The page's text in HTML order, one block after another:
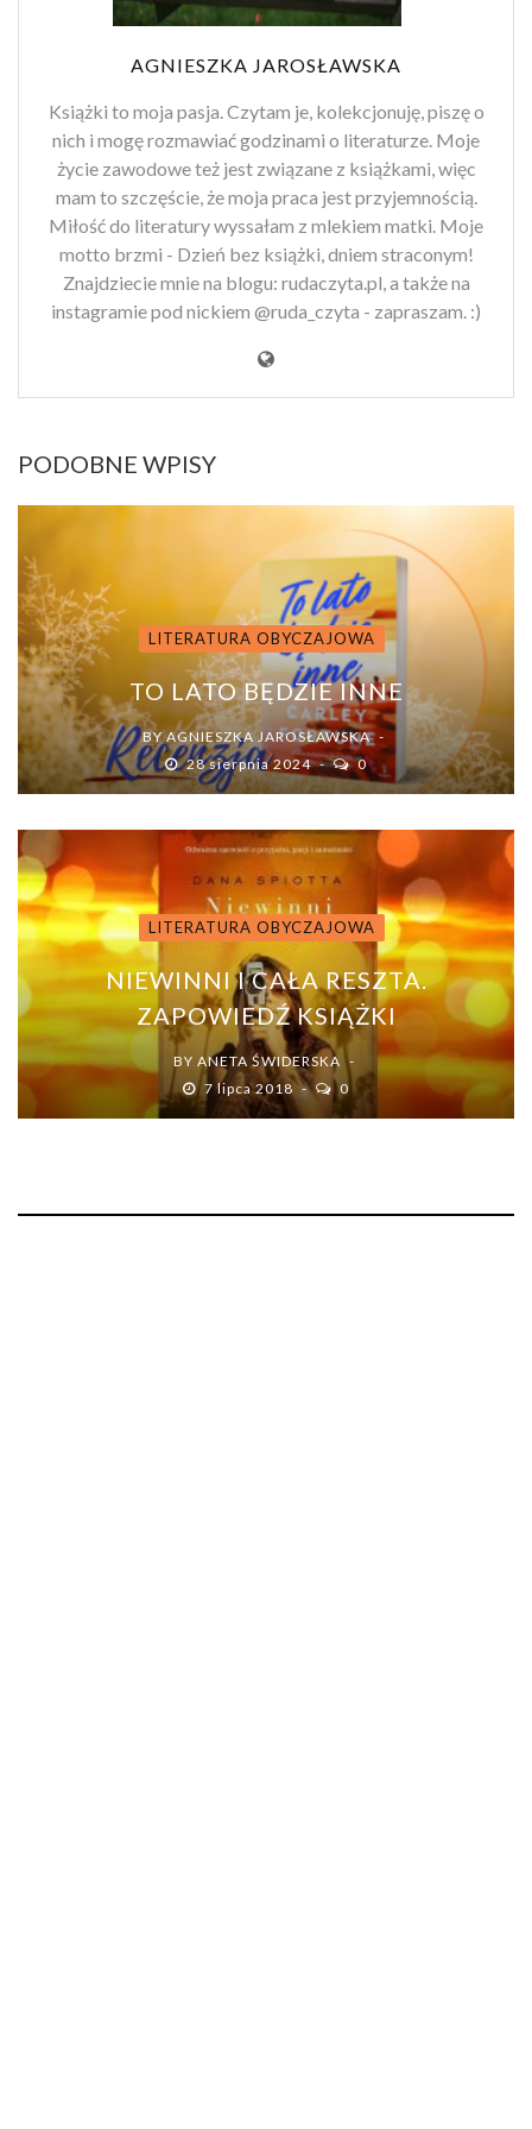
AGNIESZKA JAROSŁAWSKA
Książki to moja pasja. Czytam je, kolekcjonuję, piszę o
nich i mogę rozmawiać godzinami o literaturze. Moje
życie zawodowe też jest związane z książkami, więc
mam to szczęście, że moja praca jest przyjemnością.
Miłość do literatury wyssałam z mlekiem matki. Moje
motto brzmi - Dzień bez książki, dniem straconym!
Znajdziecie mnie na blogu: rudaczyta.pl, a także na
instagramie pod nickiem @ruda_czyta - zapraszam. :)
PODOBNE WPISY
LITERATURA OBYCZAJOWA
TO LATO BĘDZIE INNE
BYAGNIESZKA JAROSŁAWSKA
28 sierpnia 2024
0
LITERATURA OBYCZAJOWA
NIEWINNI I CAŁA RESZTA.
ZAPOWIEDŹ KSIĄŻKI
BY ANETA ŚWIDERSKA
7 lipca 2018
0